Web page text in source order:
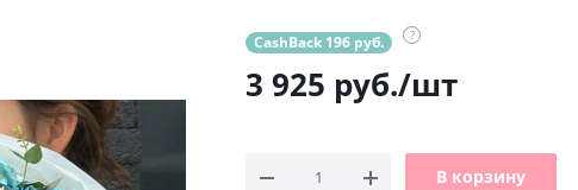
CashBack 196 руб. ?
3 925 руб./шт
В корзину